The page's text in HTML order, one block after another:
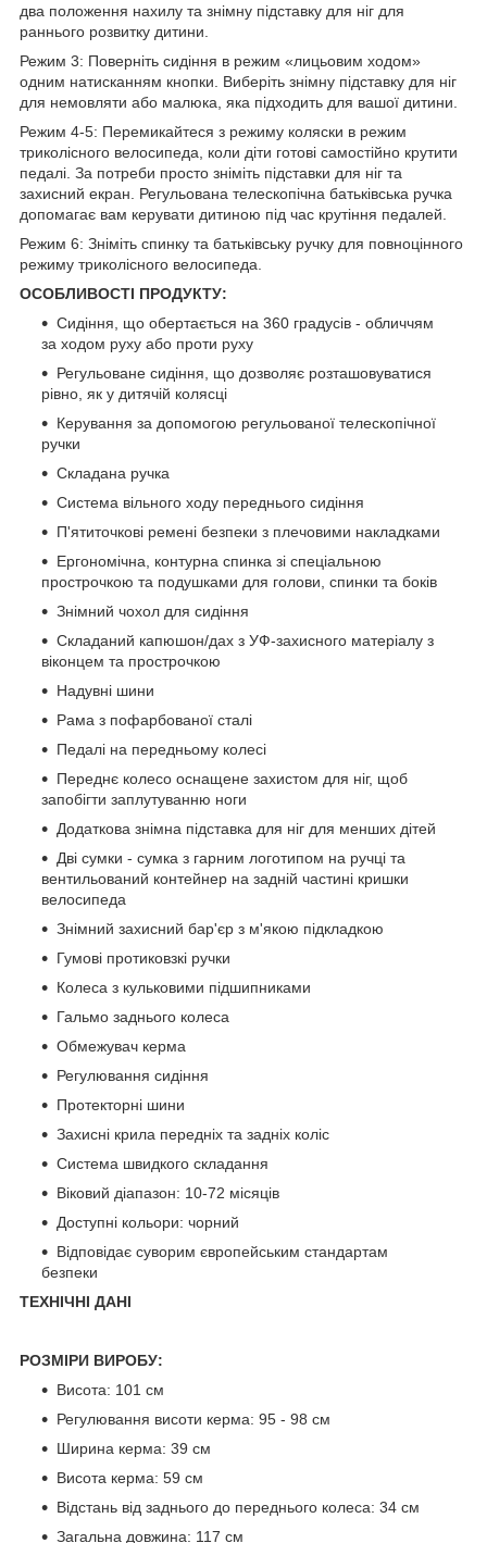
два положення нахилу та знімну підставку для ніг для
раннього розвитку дитини.
Режим 3: Поверніть сидіння в режим «лицьовим ходом»
одним натисканням кнопки. Виберіть знімну підставку для ніг
для немовляти або малюка, яка підходить для вашої дитини.
Режим 4-5: Перемикайтеся з режиму коляски в режим
триколісного велосипеда, коли діти готові самостійно крутити
педалі. За потреби просто зніміть підставки для ніг та
захисний екран. Регульована телескопічна батьківська ручка
допомагає вам керувати дитиною під час крутіння педалей.
Режим 6: Зніміть спинку та батьківську ручку для повноцінного
режиму триколісного велосипеда.
ОСОБЛИВОСТІ ПРОДУКТУ:
Сидіння, що обертається на 360 градусів - обличчям
за ходом руху або проти руху
Регульоване сидіння, що дозволяє розташовуватися
рівно, як у дитячій колясці
Керування за допомогою регульованої телескопічної
ручки
Складана ручка
Система вільного ходу переднього сидіння
П'ятиточкові ремені безпеки з плечовими накладками
Ергономічна, контурна спинка зі спеціальною
прострочкою та подушками для голови, спинки та боків
Знімний чохол для сидіння
Складаний капюшон/дах з УФ-захисного матеріалу з
віконцем та прострочкою
Надувні шини
Рама з пофарбованої сталі
Педалі на передньому колесі
Переднє колесо оснащене захистом для ніг, щоб
запобігти заплутуванню ноги
Додаткова знімна підставка для ніг для менших дітей
Дві сумки - сумка з гарним логотипом на ручці та
вентильований контейнер на задній частині кришки
велосипеда
Знімний захисний бар'єр з м'якою підкладкою
Гумові протиковзкі ручки
Колеса з кульковими підшипниками
Гальмо заднього колеса
Обмежувач керма
Регулювання сидіння
Протекторні шини
Захисні крила передніх та задніх коліс
Система швидкого складання
Віковий діапазон: 10-72 місяців
Доступні кольори: чорний
Відповідає суворим європейським стандартам
безпеки
ТЕХНІЧНІ ДАНІ
РОЗМІРИ ВИРОБУ:
Висота: 101 см
Регулювання висоти керма: 95 - 98 см
Ширина керма: 39 см
Висота керма: 59 см
Відстань від заднього до переднього колеса: 34 см
Загальна довжина: 117 см